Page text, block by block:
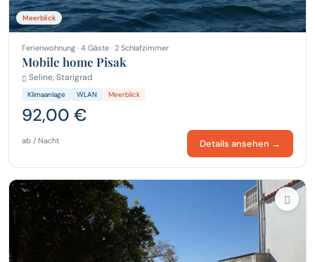
Meerblick
Ferienwohnung · 4 Gäste · 2 Schlafzimmer
Mobile home Pisak
Seline, Starigrad
Klimaanlage WLAN Meerblick
92,00 €
ab / Nacht Details ansehen →